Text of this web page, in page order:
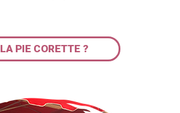
LA PIE CORETTE ?